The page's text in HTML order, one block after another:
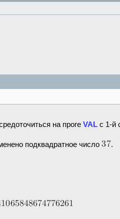
на проге VAL с 1-й
подквадратное число .